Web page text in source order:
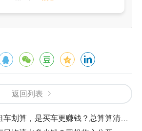
返回列表
划算，是买车更赚钱？总算算清了！